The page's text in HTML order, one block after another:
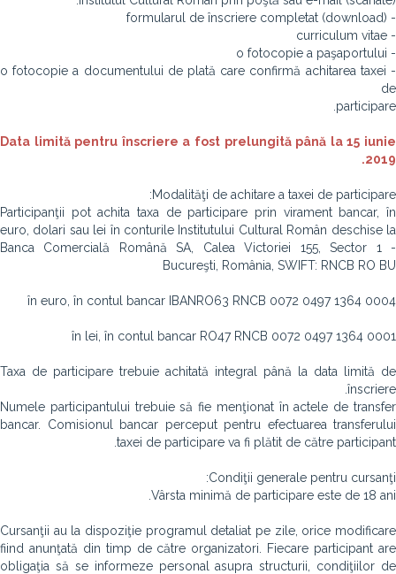
- formularul de înscriere completat (download)
- curriculum vitae
- o fotocopie a paşaportului
- o fotocopie a documentului de plată care confirmă achitarea taxei
de
participare.
Data limită pentru înscriere a fost prelungită până la 15 iunie
2019.
Modalităţi de achitare a taxei de participare:
Participanţii pot achita taxa de participare prin virament bancar, în
euro, dolari sau lei în conturile Institutului Cultural Român deschise la
Banca Comercială Română SA, Calea Victoriei 155, Sector 1 -
Bucureşti, România, SWIFT: RNCB RO BU
în euro, în contul bancar IBANRO63 RNCB 0072 0497 1364 0004
în lei, în contul bancar RO47 RNCB 0072 0497 1364 0001
Taxa de participare trebuie achitată integral până la data limită de
înscriere.
Numele participantului trebuie să fie menţionat în actele de transfer
bancar. Comisionul bancar perceput pentru efectuarea transferului
taxei de participare va fi plătit de către participant.
Condiţii generale pentru cursanţi:
Vârsta minimă de participare este de 18 ani.
Cursanţii au la dispoziţie programul detaliat pe zile, orice modificare
fiind anunţată din timp de către organizatori. Fiecare participant are
obligaţia să se informeze personal asupra structurii, condiţiilor de